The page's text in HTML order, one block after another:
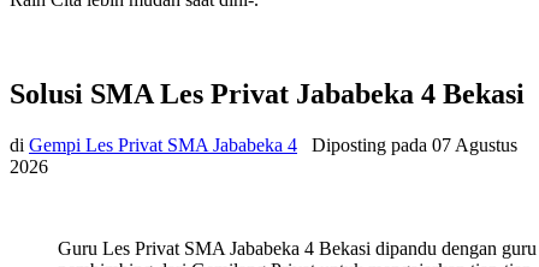
Solusi SMA Les Privat Jababeka 4 Bekasi
di Gempi Les Privat SMA Jababeka 4 Diposting pada 07 Agustus
2026
Guru Les Privat SMA Jababeka 4 Bekasi dipandu dengan guru